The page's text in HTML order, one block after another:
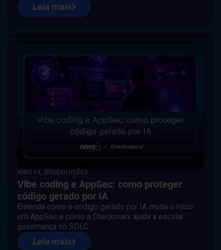
Leia mais
MAIO 14, 2026 SOLUÇÕES
Vibe coding e AppSec: como proteger
código gerado por IA
Entenda como o código gerado por IA muda o risco
em AppSec e como a Checkmarx ajuda a escalar
governança no SDLC.
Leia mais